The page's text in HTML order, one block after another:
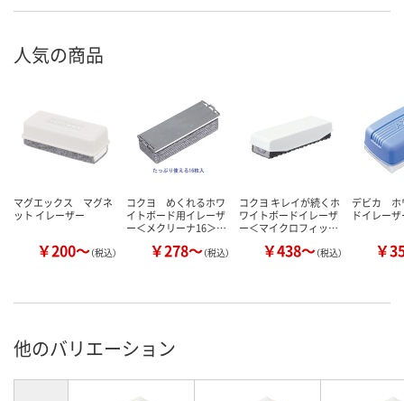
人気の商品
マグエックス マグネ
ット イレーザー
￥200～（税込）
コクヨ めくれるホワ
イトボード用イレーザ
ー＜メクリーナ16＞…
￥278～（税込）
コクヨ キレイが続くホ
ワイトボードイレーザ
ー＜マイクロフィッ…
￥438～（税込）
デビカ ホ
ドイレーザ
￥
他のバリエーション